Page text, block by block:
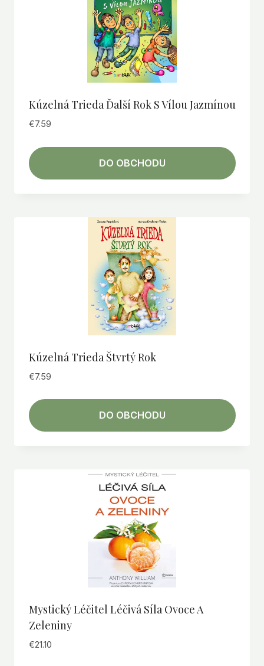
Kúzelná Trieda Ďalší Rok S Vílou Jazmínou
€7.59
DO OBCHODU
Kúzelná Trieda Štvrtý Rok
€7.59
DO OBCHODU
Mystický Léčitel Léčivá Síla Ovoce A
Zeleniny
€21.10